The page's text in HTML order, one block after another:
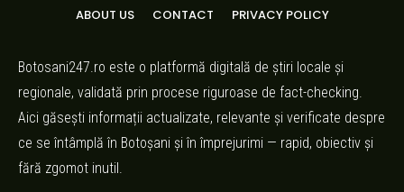
ABOUT US CONTACT PRIVACY POLICY
Botosani247.ro este o platformă digitală de știri locale și
regionale, validată prin procese riguroase de fact-checking.
Aici găsești informații actualizate, relevante și verificate despre
ce se întâmplă în Botoșani și în împrejurimi — rapid, obiectiv și
fără zgomot inutil.